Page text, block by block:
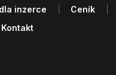
inzerce
Ceník
Kontakt